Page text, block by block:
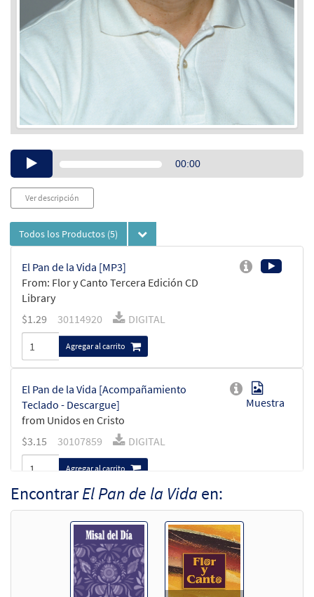
Audio00:00
Ver descripción
Todos los Productos (5)
El Pan de la Vida [MP3]
From: Flor y Canto Tercera Edición CD
Library
$1.29 30114920 DIGITAL
Agregar al carrito
El Pan de la Vida [Acompañamiento
Teclado - Descargue]
from Unidos en Cristo
Muestra
$3.15 30107859 DIGITAL
Agregar al carrito
El Pan de la Vida [Acompañamiento
Guitarra - Descargue]
from Unidos en Cristo
30107860 DIGITAL
Agregar al carrito
EncontrarEl Pan de la Vida en: